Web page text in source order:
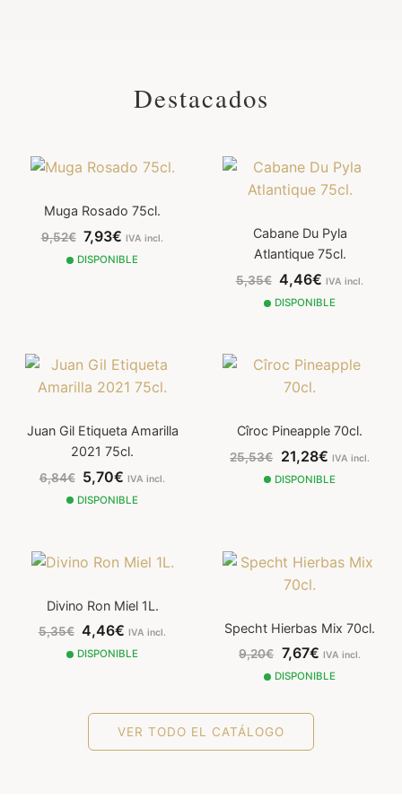
Destacados
Muga Rosado 75cl.
9,52€ 7,93€IVA incl.
DISPONIBLE
Cabane Du Pyla
Atlantique 75cl.
5,35€ 4,46€IVA incl.
DISPONIBLE
Juan Gil Etiqueta Amarilla
2021 75cl.
6,84€ 5,70€IVA incl.
DISPONIBLE
Cîroc Pineapple 70cl.
25,53€ 21,28€ IVA incl.
DISPONIBLE
Divino Ron Miel 1L.
5,35€ 4,46€IVA incl.
DISPONIBLE
Specht Hierbas Mix 70cl.
9,20€ 7,67€ IVA incl.
DISPONIBLE
VER TODO EL CATÁLOGO